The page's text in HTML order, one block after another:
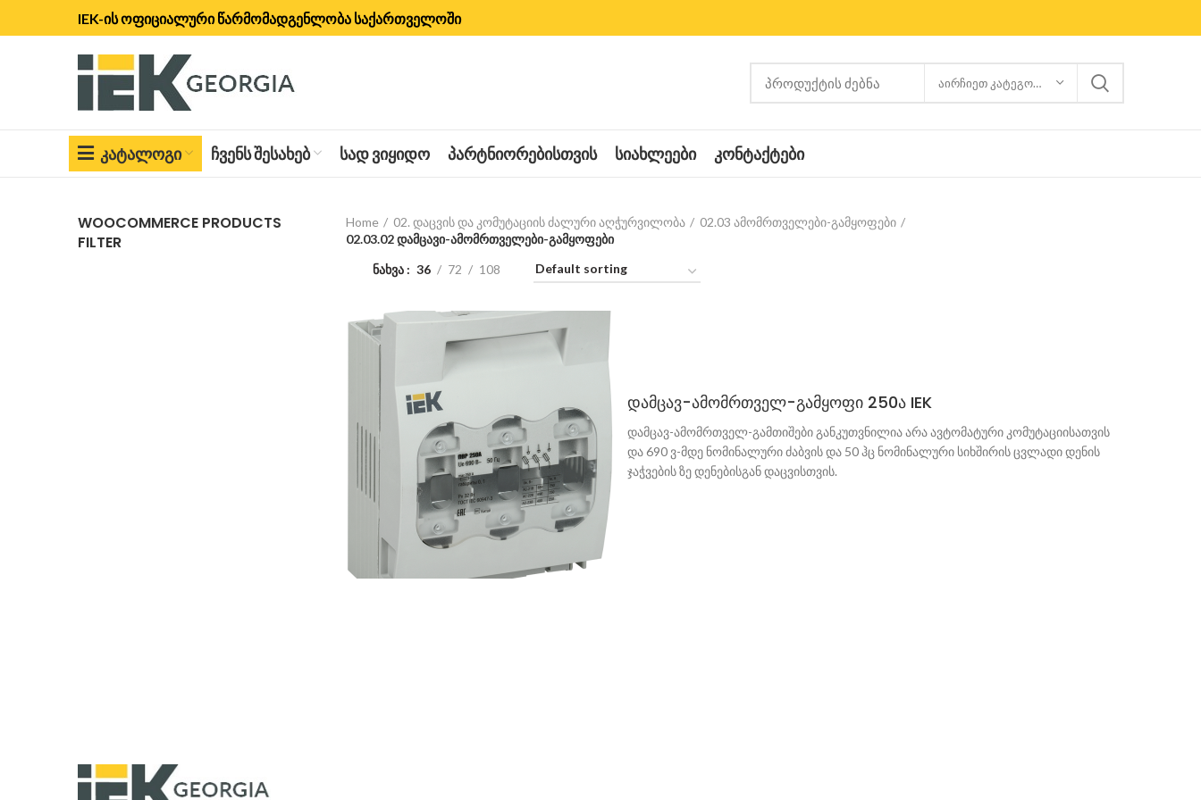
IEK-ის ოფიციალური წარმომადგენლობა საქართველოში
ᲐᲘᲠᲩᲘᲔᲗ ᲙᲐᲢᲔᲒᲝᲠᲘᲐ
ᲙᲐᲢᲐᲚᲝᲒᲘ ᲩᲕᲔᲜᲡ ᲨᲔᲡᲐᲮᲔᲑ ᲡᲐᲓ ᲕᲘᲧᲘᲓᲝ ᲞᲐᲠᲢᲜᲘᲝᲠᲔᲑᲘᲡᲗᲕᲘᲡ ᲡᲘᲐᲮᲚᲔᲔᲑᲘ ᲙᲝᲜᲢᲐᲥᲢᲔᲑᲘ
WOOCOMMERCE PRODUCTS
FILTER
Home 02. დაცვის და კომუტაციის ძალური აღჭურვილობა
02.03 ამომრთველები-გამყოფები
02.03.02 დამცავი-ამომრთველები-გამყოფები
ნახვა
36 72 108
დამცავ-ამომრთველ-გამყოფი 250ა IEK
დამცავ-ამომრთველ-გამთიშები განკუთვნილია არა ავტომატური კომუტაციისათვის
და 690 ვ-მდე ნომინალური ძაბვის და 50 ჰც ნომინალური სიხშირის ცვლადი დენის
ჯაჭვების ზე დენებისგან დაცვისთვის.